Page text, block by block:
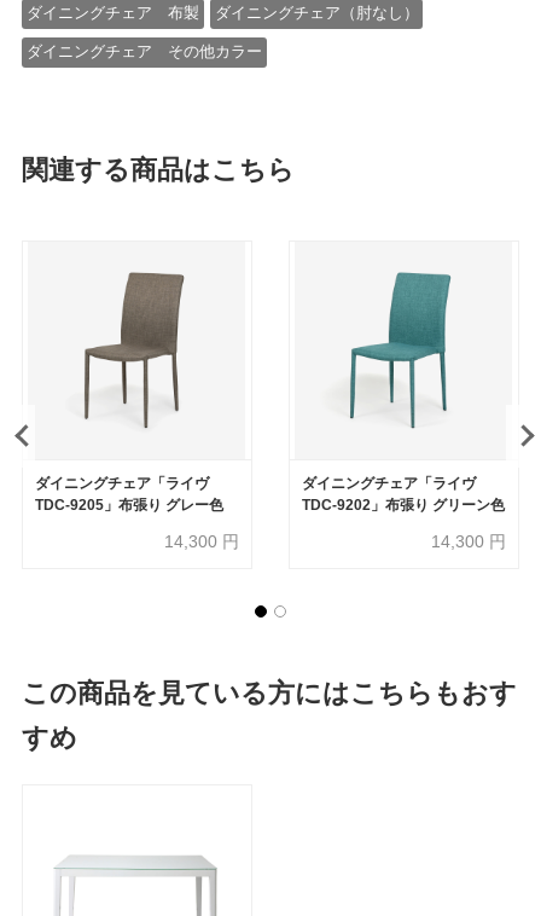
ダイニングチェア 布製 ダイニングチェア（肘なし）
ダイニングチェア その他カラー
関連する商品はこちら
ダイニングチェア「ライヴ
TDC-9205」布張り グレー色
14,300 円
ダイニングチェア「ライヴ
TDC-9202」布張り グリーン色
14,300 円
この商品を見ている方にはこちらもおす
すめ